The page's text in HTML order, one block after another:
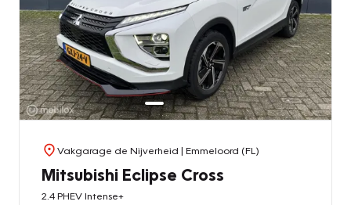
Vakgarage de Nijverheid | Emmeloord (FL)
Mitsubishi Eclipse Cross
2.4 PHEV Intense+